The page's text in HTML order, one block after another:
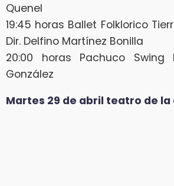
Quenel
19:45 horas Ballet Folklorico
Dir. Delfino Martínez Bonilla
20:00 horas Pachuco Swing
González
Martes 29 de abril teatro de la